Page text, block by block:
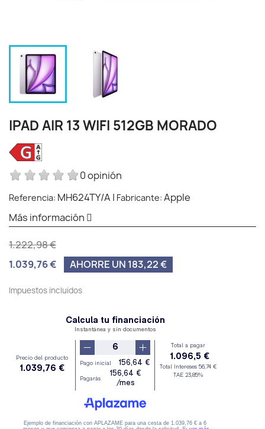
IPAD AIR 13 WIFI 512GB MORADO
0 opinión
Referencia: MH624TY/A | Fabricante: Apple
Más información
1.222,98 €
1.039,76 €
AHORRE UN 183,22 €
Impuestos incluidos